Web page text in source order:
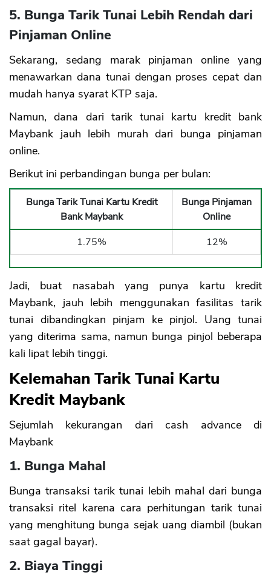
5. Bunga Tarik Tunai Lebih Rendah dari
Pinjaman Online
Sekarang, sedang marak pinjaman online yang
menawarkan dana tunai dengan proses cepat dan
mudah hanya syarat KTP saja.
Namun, dana dari tarik tunai kartu kredit bank
Maybank jauh lebih murah dari bunga pinjaman
online.
Berikut ini perbandingan bunga per bulan:
Bunga Tarik Tunai Kartu Kredit
Bank Maybank
Bunga Pinjaman
Online
1.75%
12%
Jadi, buat nasabah yang punya kartu kredit
Maybank, jauh lebih menggunakan fasilitas tarik
tunai dibandingkan pinjam ke pinjol. Uang tunai
yang diterima sama, namun bunga pinjol beberapa
kali lipat lebih tinggi.
Kelemahan Tarik Tunai Kartu
Kredit Maybank
Sejumlah kekurangan dari cash advance di
Maybank
1. Bunga Mahal
Bunga transaksi tarik tunai lebih mahal dari bunga
transaksi ritel karena cara perhitungan tarik tunai
yang menghitung bunga sejak uang diambil (bukan
saat gagal bayar).
2. Biaya Tinggi